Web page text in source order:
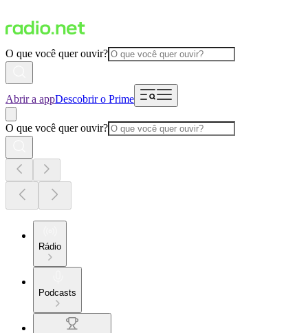
O que você quer ouvir?
Abrir a appDescobrir o Prime
O que você quer ouvir?
Rádio
Podcasts